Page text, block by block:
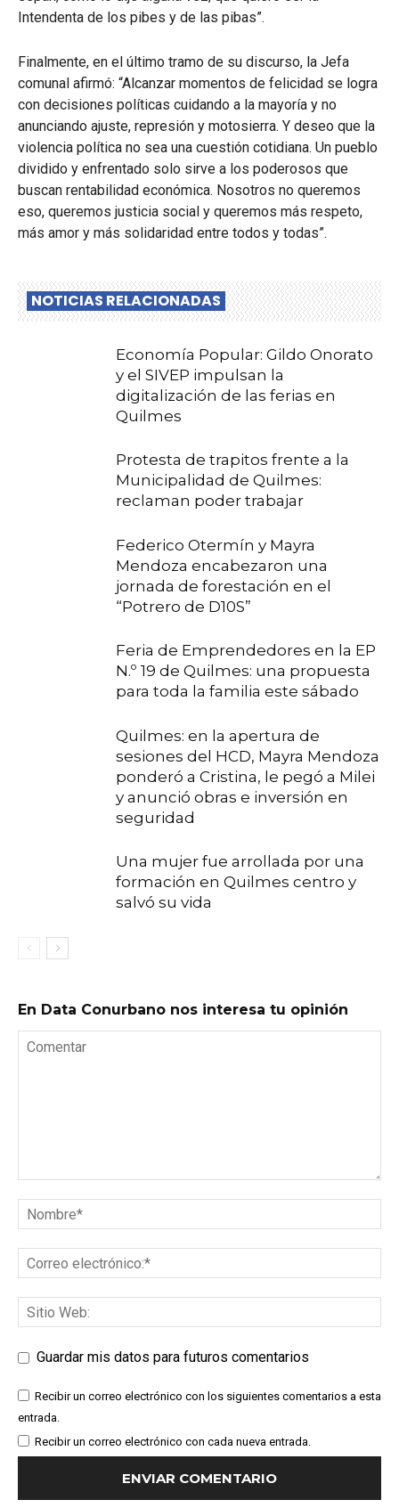
Intendenta de los pibes y de las pibas”.
Finalmente, en el último tramo de su discurso, la Jefa
comunal afirmó: “Alcanzar momentos de felicidad se logra
con decisiones políticas cuidando a la mayoría y no
anunciando ajuste, represión y motosierra. Y deseo que la
violencia política no sea una cuestión cotidiana. Un pueblo
dividido y enfrentado solo sirve a los poderosos que
buscan rentabilidad económica. Nosotros no queremos
eso, queremos justicia social y queremos más respeto,
más amor y más solidaridad entre todos y todas”.
NOTICIAS RELACIONADAS
Economía Popular: Gildo Onorato
y el SIVEP impulsan la
digitalización de las ferias en
Quilmes
Protesta de trapitos frente a la
Municipalidad de Quilmes:
reclaman poder trabajar
Federico Otermín y Mayra
Mendoza encabezaron una
jornada de forestación en el
“Potrero de D10S”
Feria de Emprendedores en la EP
N.º 19 de Quilmes: una propuesta
para toda la familia este sábado
Quilmes: en la apertura de
sesiones del HCD, Mayra Mendoza
ponderó a Cristina, le pegó a Milei
y anunció obras e inversión en
seguridad
Una mujer fue arrollada por una
formación en Quilmes centro y
salvó su vida
En Data Conurbano nos interesa tu opinión
Guardar mis datos para futuros comentarios
Recibir un correo electrónico con los siguientes comentarios a esta
entrada.
Recibir un correo electrónico con cada nueva entrada.